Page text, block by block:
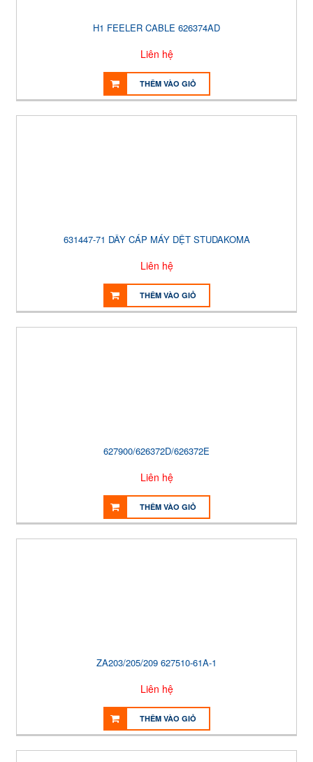
H1 FEELER CABLE 626374AD
Liên hệ
THÊM VÀO GIỎ
631447-71 DÂY CÁP MÁY DỆT STUDAKOMA
Liên hệ
THÊM VÀO GIỎ
627900/626372D/626372E
Liên hệ
THÊM VÀO GIỎ
ZA203/205/209 627510-61A-1
Liên hệ
THÊM VÀO GIỎ